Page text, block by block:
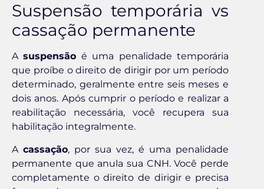
Suspensão temporária vs
cassação permanente
Asuspensão é uma penalidade temporária
que proíbe o direito de dirigir por um período
determinado, geralmente entre seis meses e
dois anos. Após cumprir o período e realizar a
reabilitação necessária, você recupera sua
habilitação integralmente.
A cassação, por sua vez, é uma penalidade
permanente que anula sua CNH. Você perde
completamente o direito de dirigir e precisa